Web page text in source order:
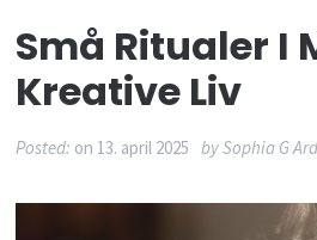
Små Ritualer I
Kreative Liv
Posted: on 13. april 2025 bySophia G